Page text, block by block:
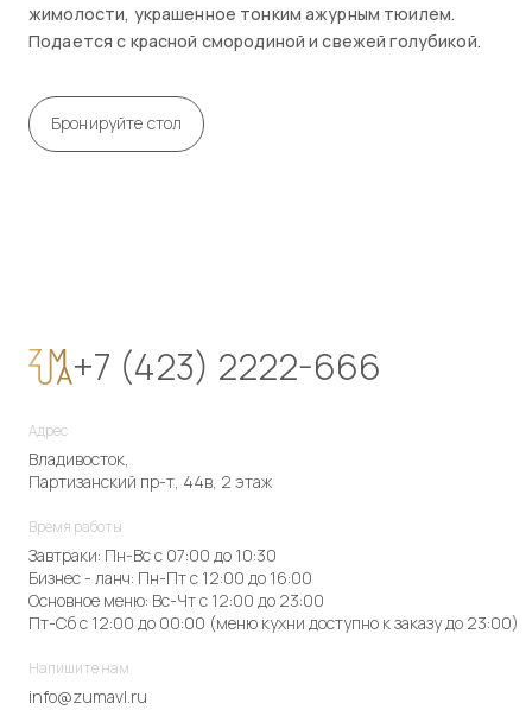
жимолости, украшенное тонким ажурным тюилем.
Подается с красной смородиной и свежей голубикой.
Бронируйте стол
+7 (423) 2222-666
Адрес
Владивосток,
Партизанский пр-т, 44в, 2 этаж
Время работы
Завтраки: Пн-Вс с 07:00 до 10:30
Бизнес - ланч: Пн-Пт с 12:00 до 16:00
Основное меню: Вс-Чт с 12:00 до 23:00
Пт-Сб с 12:00 до 00:00 (меню кухни доступно к заказу до 23:00)
Напишите нам
info@zumavl.ru